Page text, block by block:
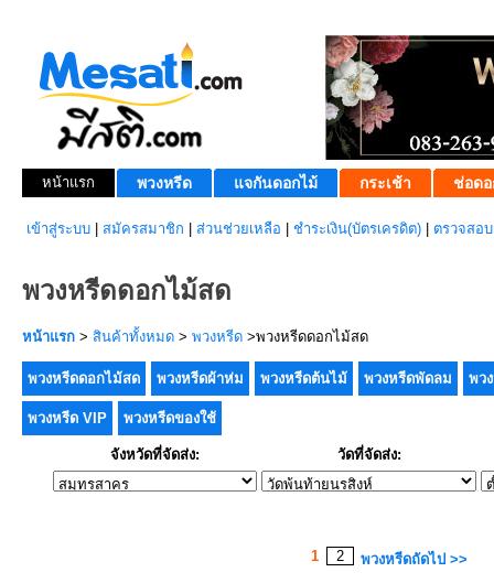
หน้าแรก พวงหรีด แจกันดอกไม้ กระเช้า ช่อดอ
เข้าสู่ระบบ สมัครสมาชิก ส่วนช่วยเหลือ ชำระเงิน(บัตรเครดิต) ตรวจสอ
พวงหรีดดอกไม้สด
หน้าแรก > สินค้าทั้งหมด > พวงหรีด >พวงหรีดดอกไม้สด
พวงหรีดดอกไม้สด พวงหรีดผ้าห่ม พวงหรีดต้นไม้ พวงหรีดพัดลม พว
พวงหรีด VIP พวงหรีดของใช้
จังหวัดที่จัดส่ง: วัดที่จัดส่ง:
1 2 พวงหรีดถัดไป >>